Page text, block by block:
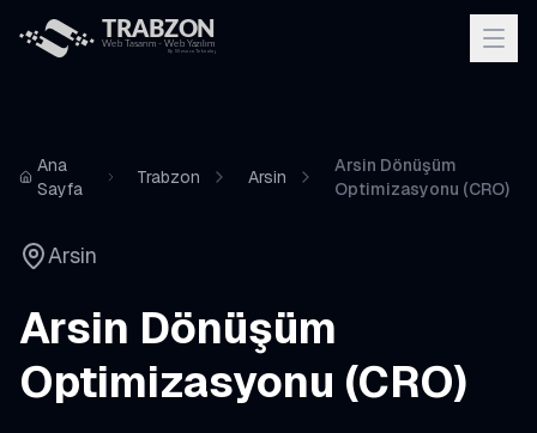
Ana
Sayfa
Trabzon Arsin
Arsin Dönüşüm
Optimizasyonu (CRO)
Arsin
Arsin Dönüşüm
Optimizasyonu (CRO)